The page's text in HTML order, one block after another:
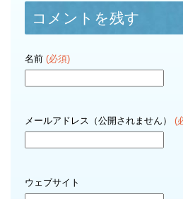
コメントを残す
名前 (必須)
メールアドレス（公開されません） (
ウェブサイト